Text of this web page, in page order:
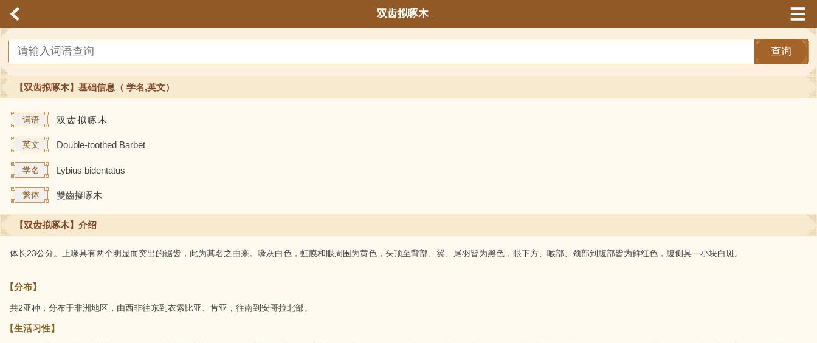
双齿拟啄木
查询
【双齿拟啄木】基础信息（ 学名,英文）
词语 双 齿拟啄木
英文 Double-toothed Barbet
学名 Lybius bidentatus
繁体 雙齒擬啄木
【双齿拟啄木】介绍
体长23公分。上喙具有两个明显而突出的锯齿，此为其名之由来。喙灰白色，虹膜和眼周围为黄色，头顶至背部、翼、尾羽皆为黑色，眼下方、喉部、颈部到腹部皆为鲜红色，腹侧具一小块白斑。
【分布】
共2亚种，分布于非洲地区，由西非往东到衣索比亚、肯亚，往南到安哥拉北部。
【生活习性】